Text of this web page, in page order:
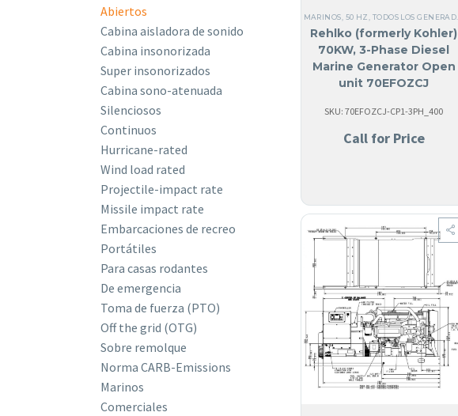
Abiertos
Cabina aisladora de sonido
Cabina insonorizada
Super insonorizados
Cabina sono-atenuada
Silenciosos
Continuos
Hurricane-rated
Wind load rated
Projectile-impact rate
Missile impact rate
Embarcaciones de recreo
Portátiles
Para casas rodantes
De emergencia
Toma de fuerza (PTO)
Off the grid (OTG)
Sobre remolque
Norma CARB-Emissions
Marinos
Comerciales
MARINOS 50 HZ TODOS LOS GENERADORES
Rehlko (formerly Kohler)
70KW, 3-Phase Diesel
Marine Generator Open
unit 70EFOZCJ
SKU: 70EFOZCJ-CP1-3PH_400
Call for Price